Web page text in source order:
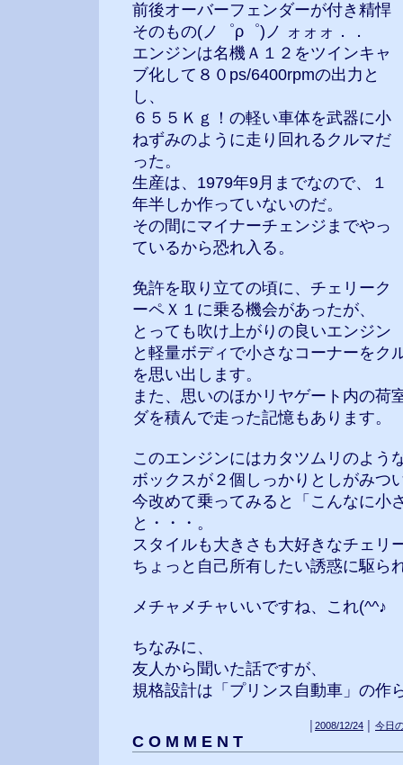
前後オーバーフェンダーが付き精悍
そのもの(ノ゜ρ゜)ノ ォォォ．．
エンジンは名機Ａ１２をツインキャ
ブ化して８０ps/6400rpmの出力と
し、
６５５Ｋｇ！の軽い車体を武器に小
ねずみのように走り回れるクルマだ
った。
生産は、1979年9月までなので、１
年半しか作っていないのだ。
その間にマイナーチェンジまでやっ
ているから恐れ入る。
免許を取り立ての頃に、チェリーク
ーペＸ１に乗る機会があったが、
とっても吹け上がりの良いエンジン
と軽量ボディで小さなコーナーをク
を思い出します。
また、思いのほかリヤゲート内の荷
ダを積んで走った記憶もあります。
このエンジンにはカタツムリのよう
ボックスが２個しっかりとしがみつ
今改めて乗ってみると「こんなに小
と・・・。
スタイルも大きさも大好きなチェリ
ちょっと自己所有したい誘惑に駆ら
メチャメチャいいですね、これ(^^♪
ちなみに、
友人から聞いた話ですが、
規格設計は「プリンス自動車」の作
2008/12/24 今日
C O M M E N T